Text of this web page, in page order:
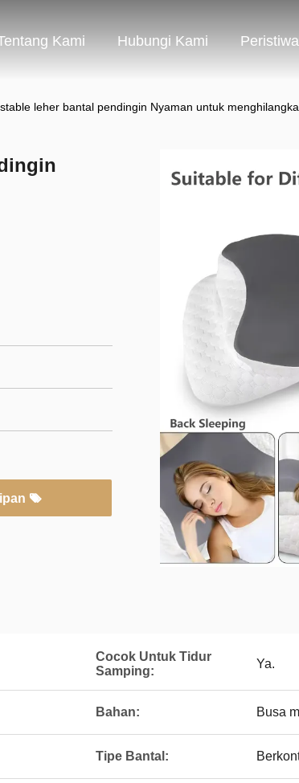
Kami Hubungi Kami Peristiwa
leher bantal pendingin Nyaman untuk
Cocok Untuk Tidur
Samping:
Ya.
Bahan: Busa
Tipe Bantal: